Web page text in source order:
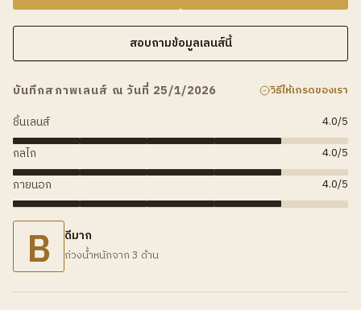
สอบถามข้อมูลเลนส์นี้
บันทึกสภาพเลนส์ ณ วันที่ 25/1/2026 วิธีให้เกรดของเรา
ชิ้นเลนส์ 4.0/5
กลไก 4.0/5
ภายนอก 4.0/5
B ดีมาก
ถ่วงน้ำหนักจาก 3 ด้าน